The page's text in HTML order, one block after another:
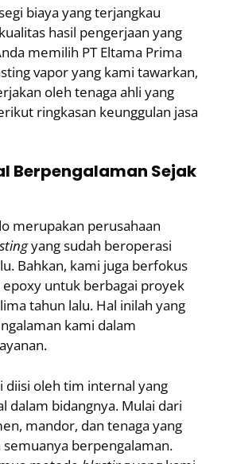
biaya yang terjangkau
hasil pengerjaan yang
memilih PT Eltama Prima
vapor yang kami tawarkan,
oleh tenaga ahli yang
ringkasan keunggulan jasa
Berpengalaman Sejak
merupakan perusahaan
yang sudah beroperasi
Bahkan, kami juga berfokus
epoxy untuk berbagai proyek
tahun lalu. Hal inilah yang
kami dalam
diisi oleh tim internal yang
dalam bidangnya. Mulai dari
mandor, dan tenaga yang
semuanya berpengalaman.